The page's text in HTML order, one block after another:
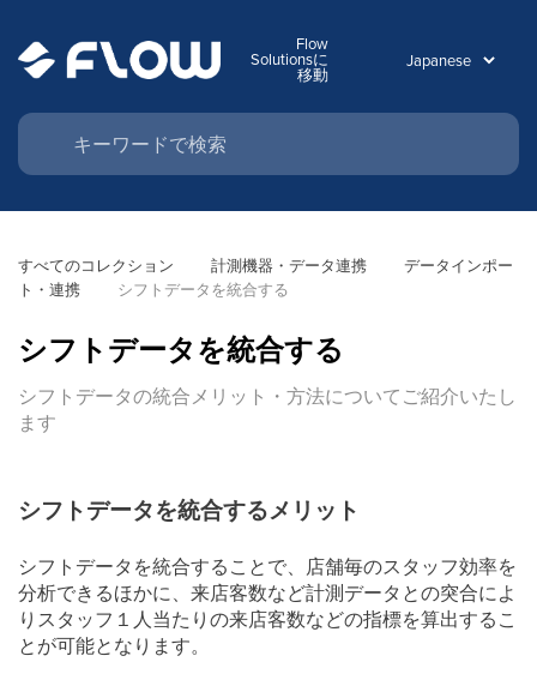
Flow
Solutionsに
移動
すべてのコレクション 計測機器・データ連携
データインポー
ト・連携
シフトデータを統合する
シフトデータを統合する
シフトデータの統合メリット・方法についてご紹介いたし
ます
シフトデータを統合するメリット
シフトデータを統合することで、店舗毎のスタッフ効率を
分析できるほかに、来店客数など計測データとの突合によ
りスタッフ１人当たりの来店客数などの指標を算出するこ
とが可能となります。